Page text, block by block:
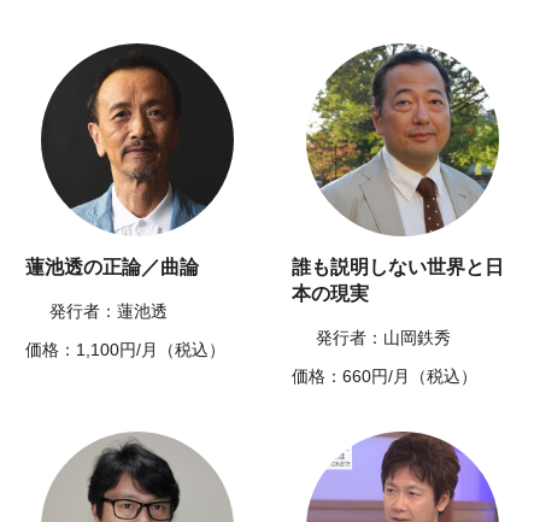
蓮池透の正論／曲論
発行者：蓮池透
価格：1,100円/月（税込）
誰も説明しない世界と日
本の現実
発行者：山岡鉄秀
価格：660円/月（税込）